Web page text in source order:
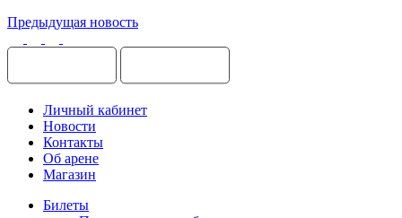
Предыдущая новость
Личный кабинет
Новости
Контакты
Об арене
Магазин
Билеты